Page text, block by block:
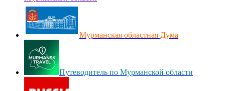
Мурманская областная Дума
Путеводитель по Мурманской области